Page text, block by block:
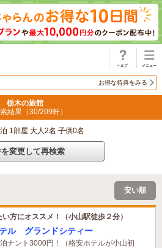
お得な特典をみる
栃木の旅館
結果（30/209軒）
1部屋 大人2名 子供0名
変更して再検索
安い順
方にオススメ！（小山駅徒歩２分）
ル グランドシティー
ナント3000円！（格安ホテルが小山初